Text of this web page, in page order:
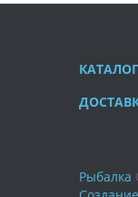
КАТАЛОГ
Рыбалка